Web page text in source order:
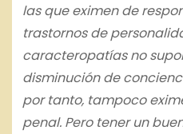
las que eximen de
trastornos de
caracteropatías no
disminución de
por tanto, tampoco
penal. Pero tener un